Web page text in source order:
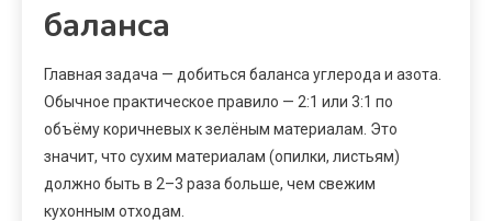
баланса
Главная задача — добиться баланса углерода и азота.
Обычное практическое правило — 2:1 или 3:1 по
объёму коричневых к зелёным материалам. Это
значит, что сухим материалам (опилки, листьям)
должно быть в 2–3 раза больше, чем свежим
кухонным отходам.